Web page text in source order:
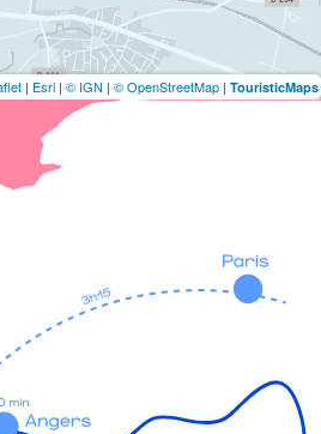
| Esri | © IGN | © OpenStreetMap | TouristicMaps